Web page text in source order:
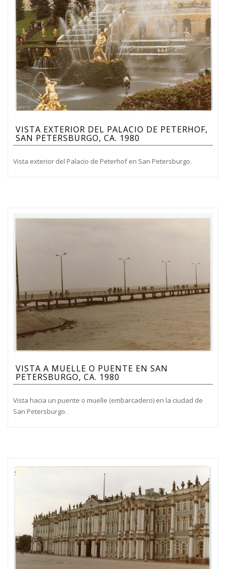
VISTA EXTERIOR DEL PALACIO DE PETERHOF,
SAN PETERSBURGO, CA. 1980
Vista exterior del Palacio de Peterhof en San Petersburgo.
VISTA A MUELLE O PUENTE EN SAN
PETERSBURGO, CA. 1980
Vista hacia un puente o muelle (embarcadero) en la ciudad de
San Petersburgo.